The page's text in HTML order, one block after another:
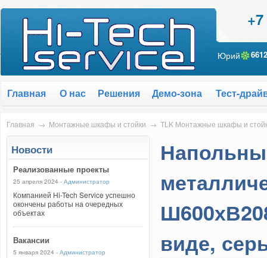
Юрий
Главная О нас Решения Демо-зона Тест-
Главная → Монтажные шкафы и стойки → TLK Монтажные шкафы и
Новости
Реализованные проекты
25 апреля 2024 - Администратор
Компанией Hi-Tech Service успешно
окончены работы на очередных
объектах
Вакансии
5 января 2024 - Администратор
виде,